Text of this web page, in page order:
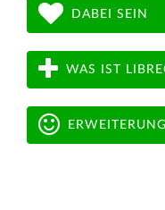
DABEI SEIN
WAS IST